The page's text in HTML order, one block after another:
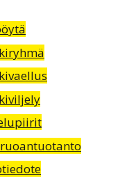
ruoantuotanto